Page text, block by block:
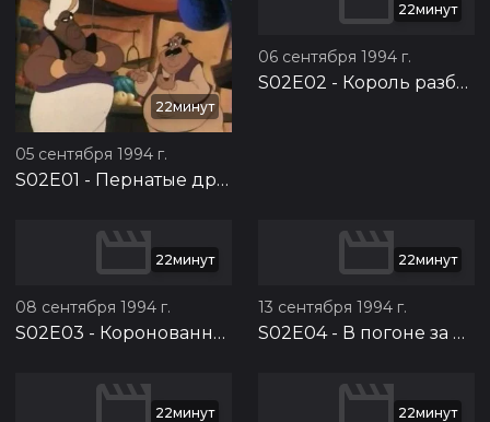
22минут
05 сентября 1994 г.
S02E01 - Пернатые друзья
22минут
06 сентября 1994 г.
S02E02 - Король разбушевался
22минут
08 сентября 1994 г.
S02E03 - Коронованная крыса
22минут
13 сентября 1994 г.
S02E04- В погоне за дымом
22минут 22минут